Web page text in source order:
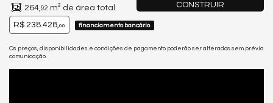
CONSTRUIR
264,92 m² de área total
R$ 238.428,00 financiamento bancário
Os preços, disponibilidades e condições de pagamento poderão ser alterados sem prévia
comunicação.